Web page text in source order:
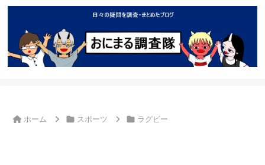
ホーム スポーツ ラグビー